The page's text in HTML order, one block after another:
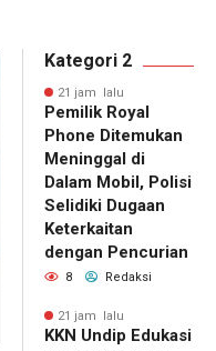
Kategori 2
21 jam lalu
Pemilik Royal
Phone Ditemukan
Meninggal di
Dalam Mobil, Polisi
Selidiki Dugaan
Keterkaitan
dengan Pencurian
8 Redaksi
21 jam lalu
KKN Undip Edukasi